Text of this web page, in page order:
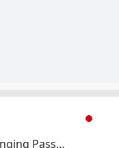
(20201220-과기교) Airlines Are Changing Passenger Jets to Carry Products